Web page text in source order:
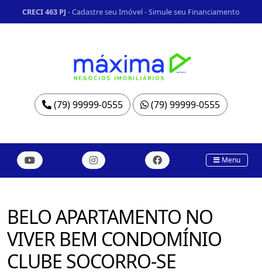
CRECI 463 PJ -Cadastre seu Imóvel-Simule seu Financiamento
(79) 99999-0555 (79) 99999-0555
Menu
BELO APARTAMENTO NO
VIVER BEM CONDOMÍNIO
CLUBE SOCORRO-SE